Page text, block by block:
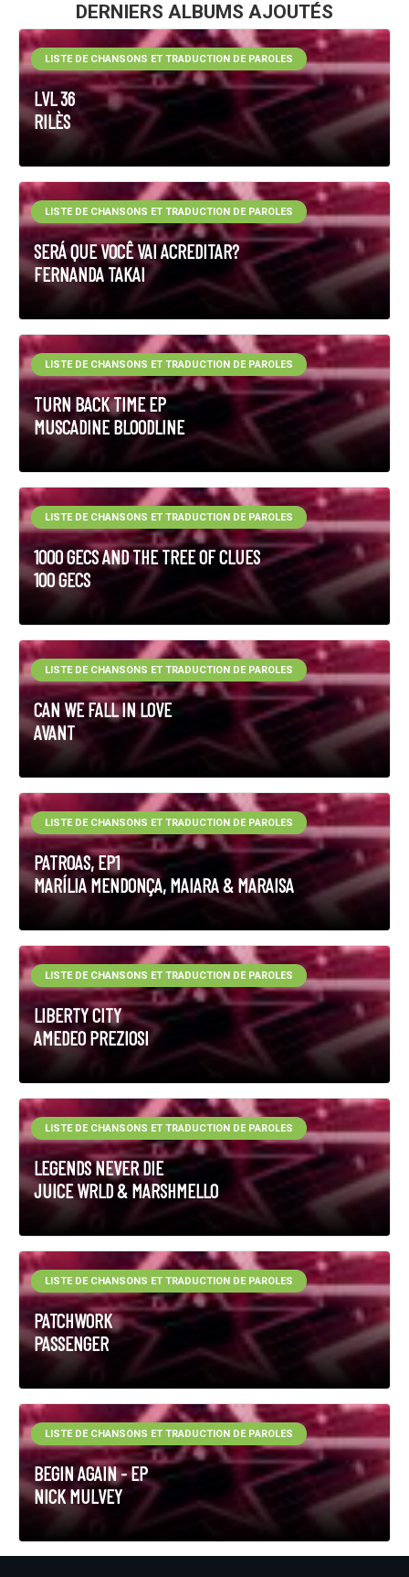
DERNIERS ALBUMS AJOUTÉS
LVL 36
RILÈS
LISTE DE CHANSONS ET TRADUCTION DE PAROLES
SERÁ QUE VOCÊ VAI ACREDITAR?
FERNANDA TAKAI
LISTE DE CHANSONS ET TRADUCTION DE PAROLES
TURN BACK TIME EP
MUSCADINE BLOODLINE
LISTE DE CHANSONS ET TRADUCTION DE PAROLES
1000 GECS AND THE TREE OF CLUES
100 GECS
LISTE DE CHANSONS ET TRADUCTION DE PAROLES
CAN WE FALL IN LOVE
AVANT
LISTE DE CHANSONS ET TRADUCTION DE PAROLES
PATROAS, EP1
MARÍLIA MENDONÇA, MAIARA & MARAISA
LISTE DE CHANSONS ET TRADUCTION DE PAROLES
LIBERTY CITY
AMEDEO PREZIOSI
LISTE DE CHANSONS ET TRADUCTION DE PAROLES
LEGENDS NEVER DIE
JUICE WRLD & MARSHMELLO
LISTE DE CHANSONS ET TRADUCTION DE PAROLES
PATCHWORK
PASSENGER
LISTE DE CHANSONS ET TRADUCTION DE PAROLES
BEGIN AGAIN - EP
NICK MULVEY
LISTE DE CHANSONS ET TRADUCTION DE PAROLES